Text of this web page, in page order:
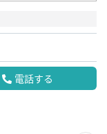
電話する